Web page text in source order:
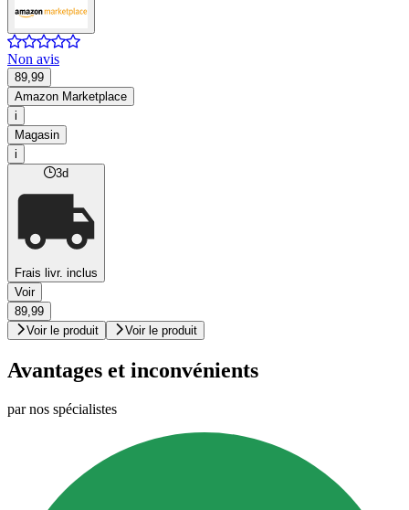
Non avis
89,99
Amazon Marketplace
i
Magasin
i
3d
Frais livr. inclus
Voir
89,99
Voir le produit
Voir le produit
Avantages et inconvénients
par nos spécialistes